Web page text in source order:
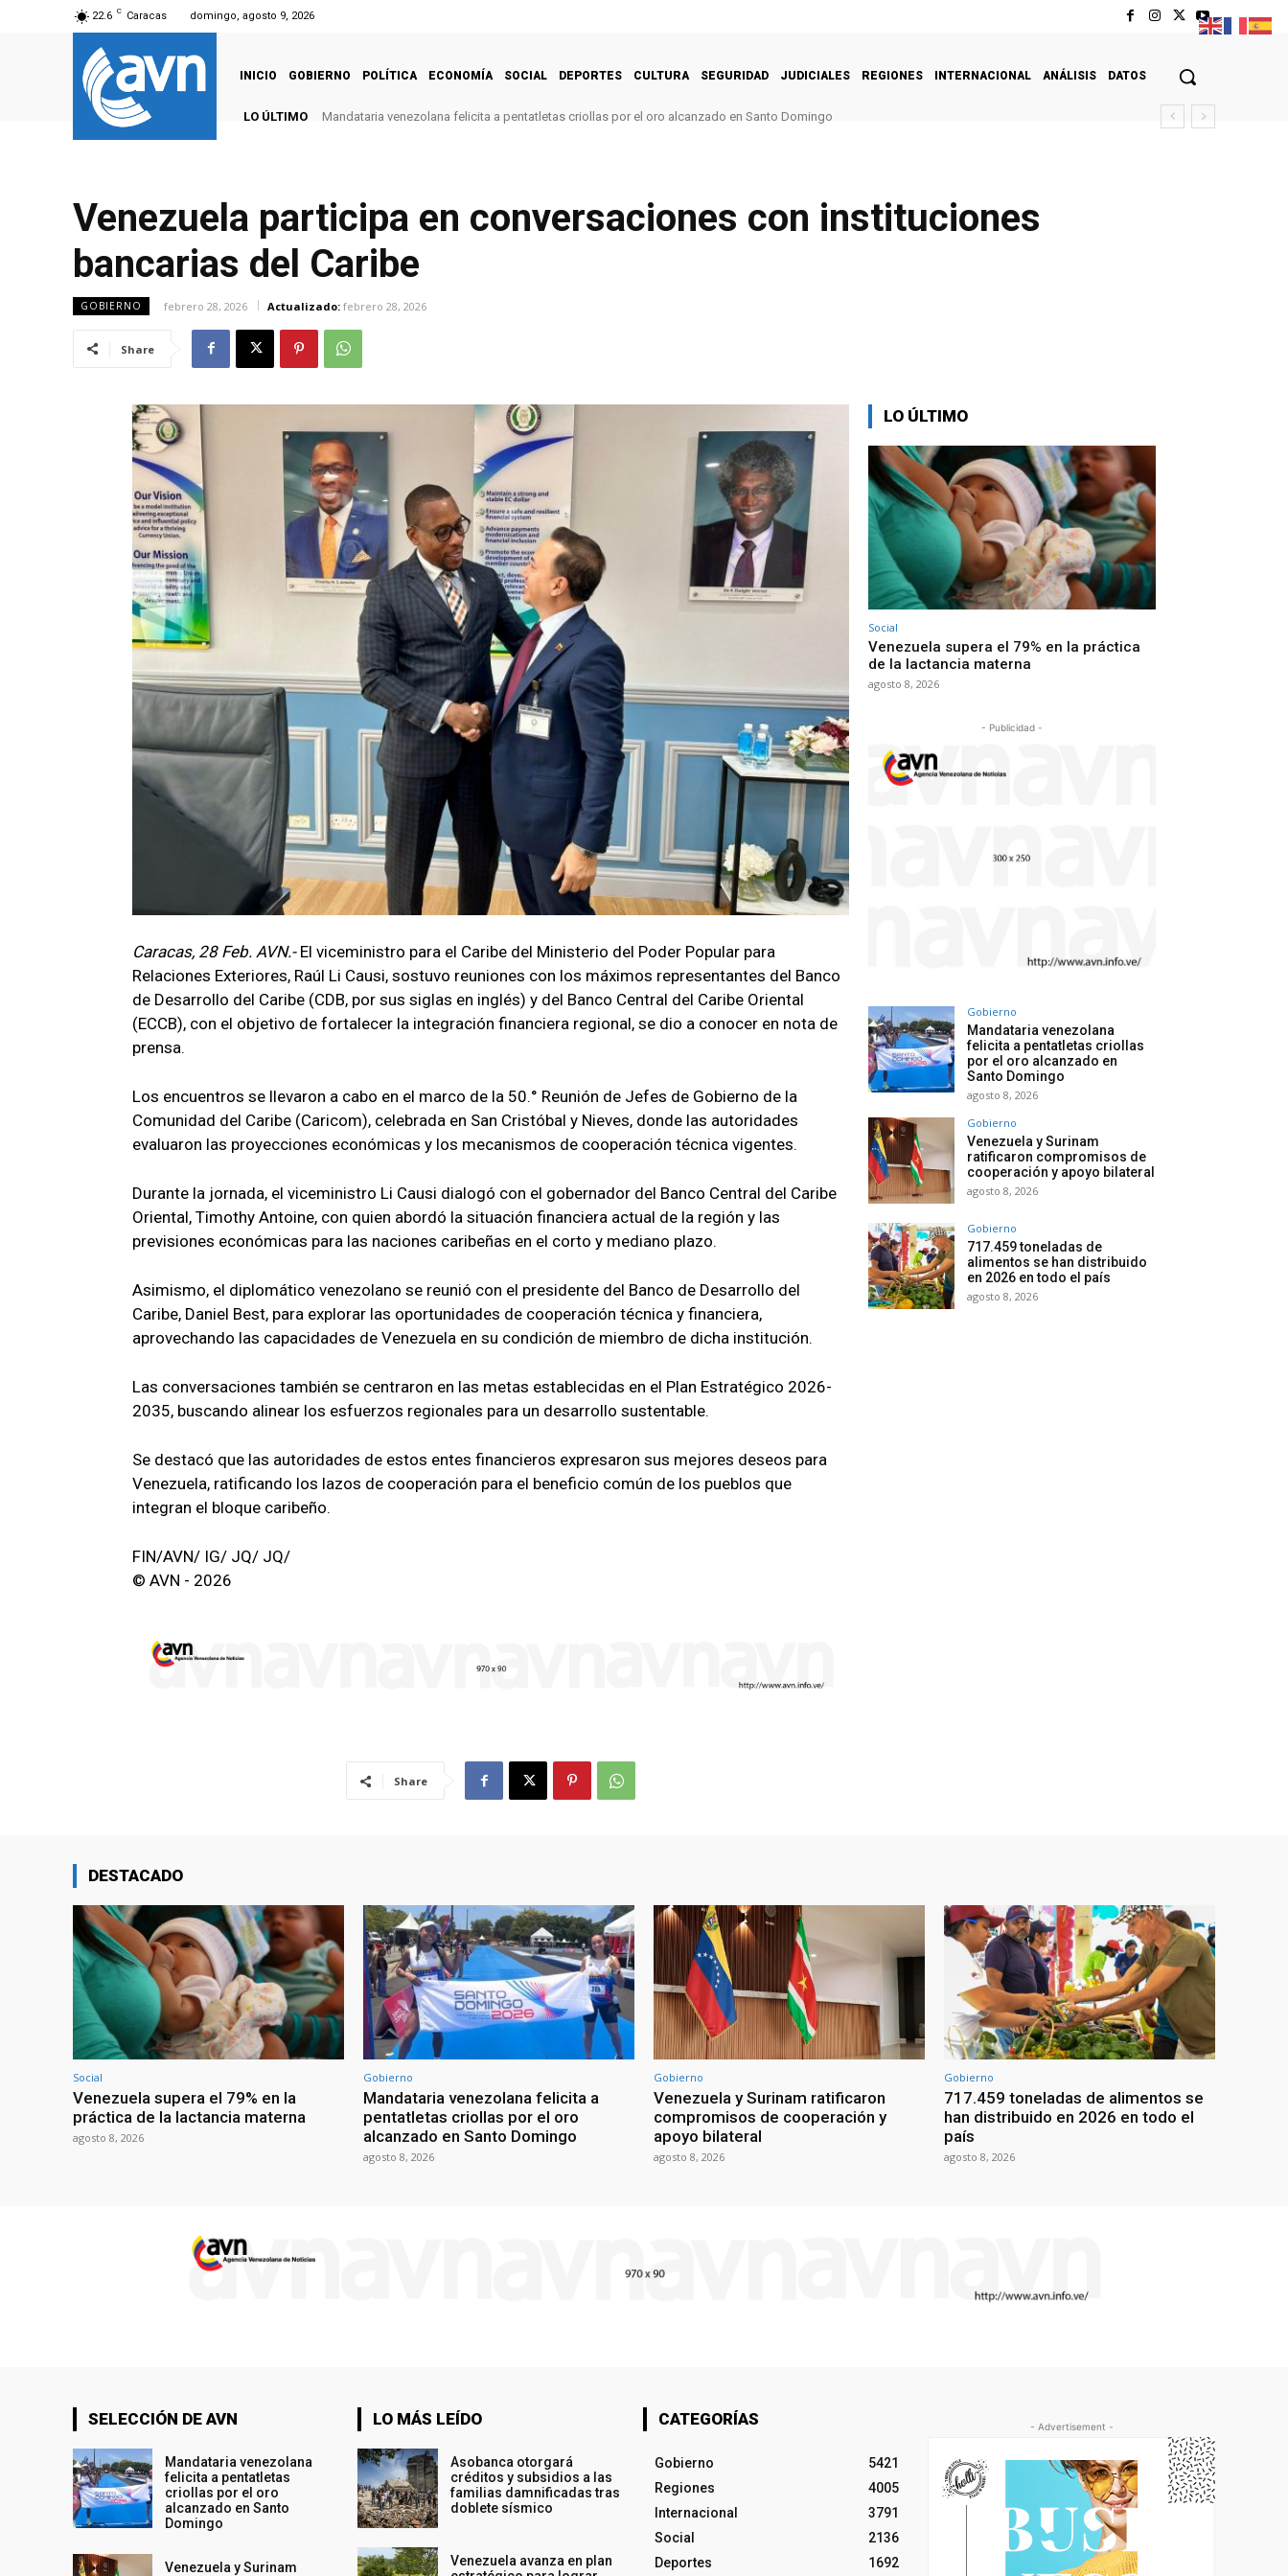
22.6 C Caracas domingo, agosto 9, 2026
INICIO GOBIERNO POLÍTICA ECONOMÍA SOCIAL DEPORTES CULTURA SEGURIDAD JUDICIALES REGIONES INTERNACIONAL ANÁLISIS DATOS
LO ÚLTIMO Mandataria venezolana felicita a pentatletas criollas por el oro alcanzado en Santo Domingo
Venezuela participa en conversaciones con instituciones
bancarias del Caribe
GOBIERNO febrero 28, 2026 Actualizado: febrero 28, 2026
Share
Caracas, 28 Feb. AVN.- El viceministro para el Caribe del Ministerio del Poder Popular para
Relaciones Exteriores, Raúl Li Causi, sostuvo reuniones con los máximos representantes del Banco
de Desarrollo del Caribe (CDB, por sus siglas en inglés) y del Banco Central del Caribe Oriental
(ECCB), con el objetivo de fortalecer la integración financiera regional, se dio a conocer en nota de
prensa.
Los encuentros se llevaron a cabo en el marco de la 50.° Reunión de Jefes de Gobierno de la
Comunidad del Caribe (Caricom), celebrada en San Cristóbal y Nieves, donde las autoridades
evaluaron las proyecciones económicas y los mecanismos de cooperación técnica vigentes.
Durante la jornada, el viceministro Li Causi dialogó con el gobernador del Banco Central del Caribe
Oriental, Timothy Antoine, con quien abordó la situación financiera actual de la región y las
previsiones económicas para las naciones caribeñas en el corto y mediano plazo.
Asimismo, el diplomático venezolano se reunió con el presidente del Banco de Desarrollo del
Caribe, Daniel Best, para explorar las oportunidades de cooperación técnica y financiera,
aprovechando las capacidades de Venezuela en su condición de miembro de dicha institución.
Las conversaciones también se centraron en las metas establecidas en el Plan Estratégico 2026-
2035, buscando alinear los esfuerzos regionales para un desarrollo sustentable.
Se destacó que las autoridades de estos entes financieros expresaron sus mejores deseos para
Venezuela, ratificando los lazos de cooperación para el beneficio común de los pueblos que
integran el bloque caribeño.
FIN/AVN/ IG/ JQ/ JQ/
© AVN - 2026
Share
LO ÚLTIMO
Social
Venezuela supera el 79% en la práctica
de la lactancia materna
agosto 8, 2026
- Publicidad -
Gobierno
Mandataria venezolana
felicita a pentatletas criollas
por el oro alcanzado en
Santo Domingo
agosto 8, 2026
Gobierno
Venezuela y Surinam
ratificaron compromisos de
cooperación y apoyo bilateral
agosto 8, 2026
Gobierno
717.459 toneladas de
alimentos se han distribuido
en 2026 en todo el país
agosto 8, 2026
DESTACADO
Social
Venezuela supera el 79% en la
práctica de la lactancia materna
agosto 8, 2026
Gobierno
Mandataria venezolana felicita a
pentatletas criollas por el oro
alcanzado en Santo Domingo
agosto 8, 2026
Gobierno
Venezuela y Surinam ratificaron
compromisos de cooperación y
apoyo bilateral
agosto 8, 2026
Gobierno
717.459 toneladas de alimentos se
han distribuido en 2026 en todo el
país
agosto 8, 2026
SELECCIÓN DE AVN
Mandataria venezolana
felicita a pentatletas
criollas por el oro
alcanzado en Santo
Domingo
Venezuela y Surinam
LO MÁS LEÍDO
Asobanca otorgará
créditos y subsidios a las
familias damnificadas tras
doblete sísmico
Venezuela avanza en plan
CATEGORÍAS
Gobierno
5421
Regiones
4005
Internacional
3791
Social
2136
Deportes
1692
- Advertisement -